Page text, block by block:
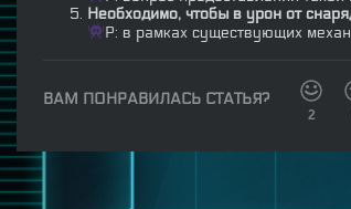
Необходимо, чтобы в урон от
Р: в рамках существующих
ВАМ ПОНРАВИЛАСЬ СТАТЬЯ?
2